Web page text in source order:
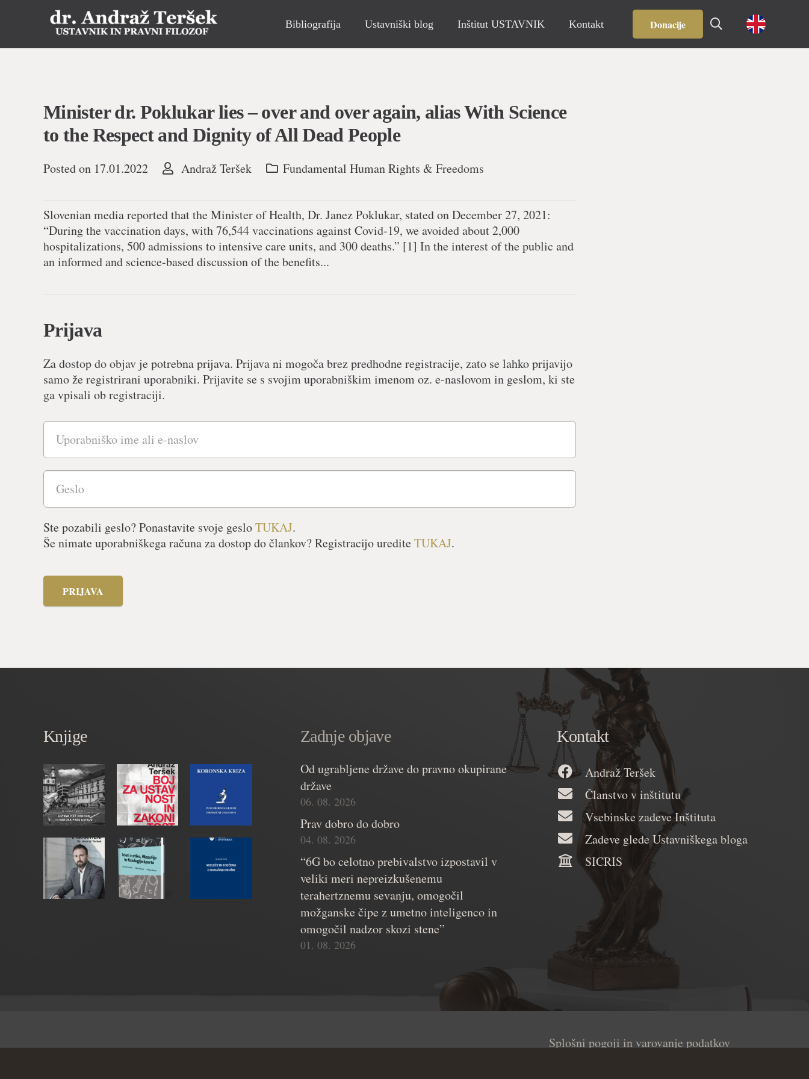
Bibliografija Ustavniški blog Inštitut USTAVNIK Kontakt Donacije
Minister dr. Poklukar lies – over and over again, alias With Science
to the Respect and Dignity of All Dead People
Posted on 17.01.2022 Andraž Teršek Fundamental Human Rights & Freedoms
Slovenian media reported that the Minister of Health, Dr. Janez Poklukar, stated on December 27, 2021:
“During the vaccination days, with 76,544 vaccinations against Covid-19, we avoided about 2,000
hospitalizations, 500 admissions to intensive care units, and 300 deaths.” [1] In the interest of the public and
an informed and science-based discussion of the benefits...
Prijava
Za dostop do objav je potrebna prijava. Prijava ni mogoča brez predhodne registracije, zato se lahko prijavijo
samo že registrirani uporabniki. Prijavite se s svojim uporabniškim imenom oz. e-naslovom in geslom, ki ste
ga vpisali ob registraciji.
Ste pozabili geslo? Ponastavite svoje gesloTUKAJ.
Še nimate uporabniškega računa za dostop do člankov? Registracijo urediteTUKAJ.
PRIJAVA
Knjige Zadnje objave
Od ugrabljene države do pravno okupirane
države
06. 08. 2026
Prav dobro do dobro
04. 08. 2026
“6G bo celotno prebivalstvo izpostavil v
veliki meri nepreizkušenemu
terahertznemu sevanju, omogočil
možganske čipe z umetno inteligenco in
omogočil nadzor skozi stene”
01. 08. 2026
Kontakt
Andraž Teršek
Članstvo v inštitutu
Vsebinske zadeve Inštituta
Zadeve glede Ustavniškega bloga
SICRIS
© 2020 andraz-tersek.si
Splošni pogoji in varovanje podatkov